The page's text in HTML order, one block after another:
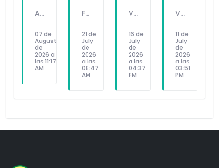
A PEDIDO DEL PÚBLICO: "SEX Y DINERO" EL NUEVO SINGLE DE FATKINGBULLA
07 de
August
de
2026 a
las 11:17
AM
FALLECE FORTUNATO CHUQUITAYPE ANDRADE, “EL CHOLO”, REFERENTE DE LA SOLIDARIDAD Y LA CULTURA EN VILLA EL SALVADOR
21 de
July
de
2026
a las
08:47
AM
VILLA EL SALVADOR RECIBE A ANA CORREA PARA PRESENTAR LIBRO SOBRE MEMORIA, TEATRO Y RESISTENCIA DURANTE EL CONFLICTO ARMADO INTERNO.
16 de
July
de
2026
a las
04:37
PM
VILLA EL SALVADOR: EL ALCALDE GUIDO IÑIGO PERALTA PRIORIZÓ CONCIERTO DE SOMOS PERÚ Y NO ASISTIÓ AL DESFILE ESCOLAR CÍVICO CULTURAL 2026
11 de
July
de
2026
a las
03:51
PM